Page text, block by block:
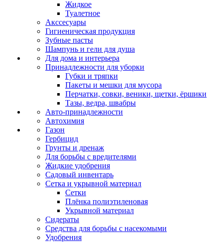
Жидкое
Туалетное
Акссесуары
Гигиеническая продукция
Зубные пасты
Шампунь и гели для душа
Для дома и интерьера
Принадлежности для уборки
Губки и тряпки
Пакеты и мешки для мусора
Перчатки, совки, веники, щетки, ёршики
Тазы, ведра, швабры
Авто-принадлежности
Автохимия
Газон
Гербицид
Грунты и дренаж
Для борьбы с вредителями
Жидкие удобрения
Садовый инвентарь
Сетка и укрывной материал
Сетки
Плёнка полиэтиленовая
Укрывной материал
Сидераты
Средства для борьбы с насекомыми
Удобрения